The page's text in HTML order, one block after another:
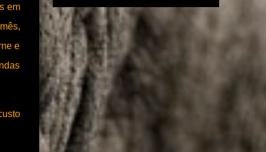
em
e
(geralmente via Pix) é feito, a página
desaparece ou trava em uma tela de
"pendênci...
compromisso para a implantação de novos
sistemas de dessalinização nos estados de
Alagoas, Bahia, Ceará, Minas Gerais,
Paraíba, Piauí e Sergipe. Um investimento de
R$ 75,6 milhões, com recursos do Novo
Programa de Aceleração de Crescimento,
Novo PAC. A iniciativa faz parte do
Programa Água Doce, do Governo Federal,
que tem como objetivo instalar sistemas de
dessalinização em regiões com escassez